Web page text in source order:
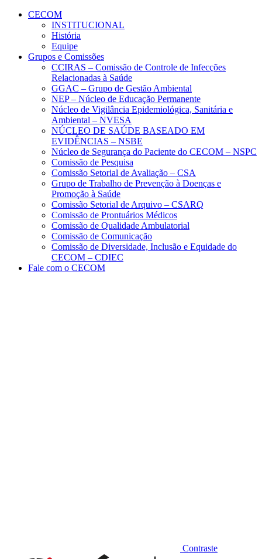
Conteúdo principal
CECOM
INSTITUCIONAL
História
Equipe
Grupos e Comissões
CCIRAS – Comissão de Controle de Infecções
Relacionadas à Saúde
GGAC – Grupo de Gestão Ambiental
NEP – Núcleo de Educação Permanente
Núcleo de Vigilância Epidemiológica, Sanitária e
Ambiental – NVESA
NÚCLEO DE SAÚDE BASEADO EM
EVIDÊNCIAS – NSBE
Núcleo de Segurança do Paciente do CECOM – NSPC
Comissão de Pesquisa
Comissão Setorial de Avaliação – CSA
Grupo de Trabalho de Prevenção à Doenças e
Promoção à Saúde
Comissão Setorial de Arquivo – CSARQ
Comissão de Prontuários Médicos
Comissão de Qualidade Ambulatorial
Comissão de Comunicação
Comissão de Diversidade, Inclusão e Equidade do
CECOM – CDIEC
Fale com o CECOM
Contraste